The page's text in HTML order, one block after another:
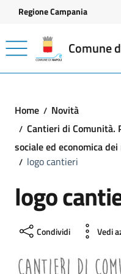
Vai ai contenuti
Vai al footer
Regione Campania
Comune
Home
Novità
Cantieri di Comunità.
sociale ed economica
logo cantieri
logo
Condividi Vedi